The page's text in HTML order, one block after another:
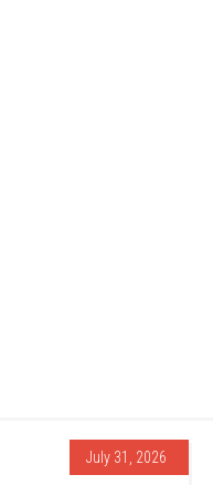
July 31, 2026